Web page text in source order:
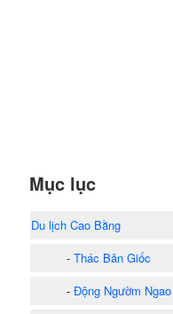
Mục lục
Du lịch Cao Bằng
- Thác Bản Giốc
- Động Ngườm Ngao